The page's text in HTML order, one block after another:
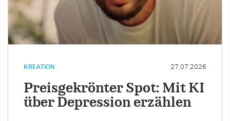
KREATION 27.07.2026
Preisgekrönter Spot: Mit KI
über Depression erzählen